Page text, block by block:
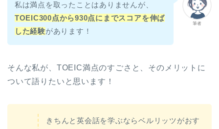
筆者
私は満点を取ったことはありませんが、
TOEIC300点から930点にまでスコアを伸ば
した経験があります！
そんな私が、TOEIC満点のすごさと、そのメリットに
ついて語りたいと思います！
きちんと英会話を学ぶならベルリッツがおす